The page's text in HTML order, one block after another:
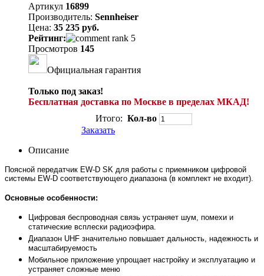
Артикул 16899
Производитель: Sennheiser
Цена: 35 235 руб.
Рейтинг:
Просмотров 145
Официальная гарантия
Только под заказ!
Бесплатная доставка по Москве в пределах МКАД!
Итого: Кол-во
Заказать
Описание
Поясной передатчик EW-D SK для работы с приемником цифровой
системы EW-D соответствующего диапазона (в комплект не входит).
Основные особенности:
Цифровая беспроводная связь устраняет шум, помехи и
статические всплески радиоэфира.
Диапазон UHF значительно повышает дальность, надежность и
масштабируемость
Мобильное приложение упрощает настройку и эксплуатацию и
устраняет сложные меню